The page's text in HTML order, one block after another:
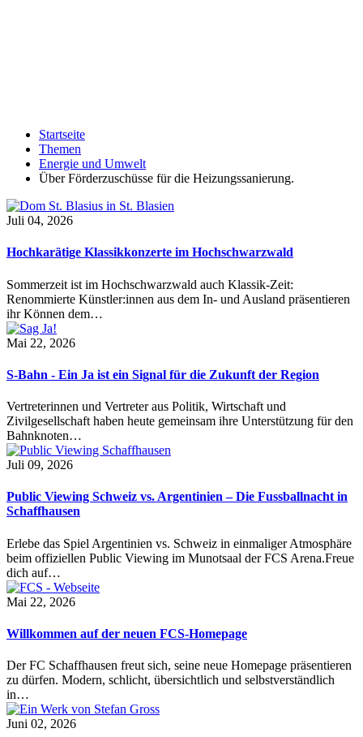
Startseite
Themen
Energie und Umwelt
Über Förderzuschüsse für die Heizungssanierung.
Juli 04, 2026
Hochkarätige Klassikkonzerte im Hochschwarzwald
Sommerzeit ist im Hochschwarzwald auch Klassik-Zeit:
Renommierte Künstler:innen aus dem In- und Ausland präsentieren
ihr Können dem…
Mai 22, 2026
S-Bahn - Ein Ja ist ein Signal für die Zukunft der Region
Vertreterinnen und Vertreter aus Politik, Wirtschaft und
Zivilgesellschaft haben heute gemeinsam ihre Unterstützung für den
Bahnknoten…
Juli 09, 2026
Public Viewing Schweiz vs. Argentinien – Die Fussballnacht in
Schaffhausen
Erlebe das Spiel Argentinien vs. Schweiz in einmaliger Atmosphäre
beim offiziellen Public Viewing im Munotsaal der FCS Arena.Freue
dich auf…
Mai 22, 2026
Willkommen auf der neuen FCS-Homepage
Der FC Schaffhausen freut sich, seine neue Homepage präsentieren
zu dürfen. Modern, schlicht, übersichtlich und selbstverständlich
in…
Juni 02, 2026